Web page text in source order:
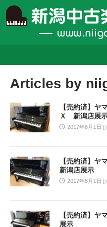
Articles by
【売約済】
Ｘ 新潟店展
2017年8月1日 [
【売約済】
新潟店展示
2017年8月1日 [
【売約済】
展示